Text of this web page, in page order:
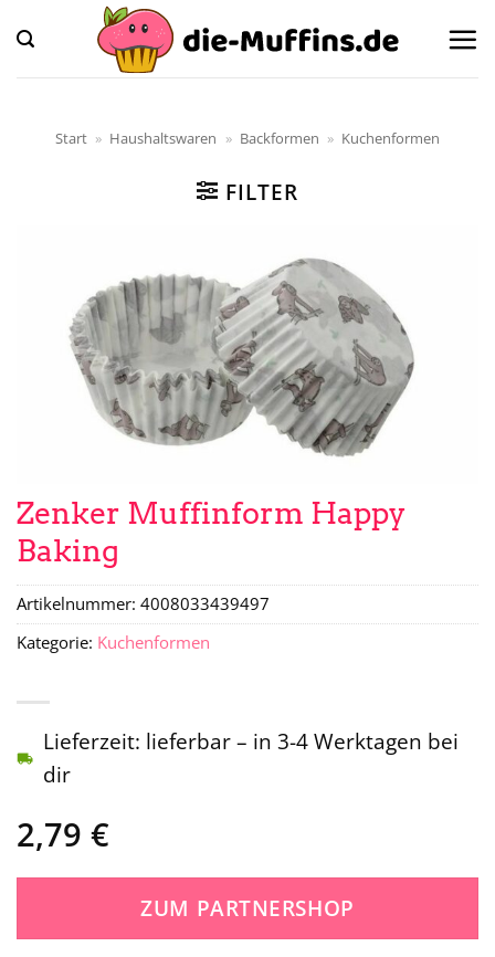
Inhalt
springen
Start » Haushaltswaren » Backformen » Kuchenformen
FILTER
Zenker Muffinform Happy
Baking
2,79 €
Lieferzeit: lieferbar – in 3-4 Werktagen bei
dir
ZUM PARTNERSHOP
Artikelnummer: 4008033439497
Kategorie: Kuchenformen